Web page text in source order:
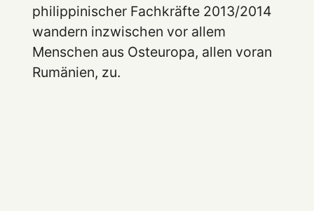
philippinischer Fachkräfte 2013/2014
wandern inzwischen vor allem
Menschen aus Osteuropa, allen voran
Rumänien, zu.